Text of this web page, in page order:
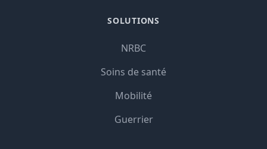
SOLUTIONS
NRBC
Soins de santé
Mobilité
Guerrier